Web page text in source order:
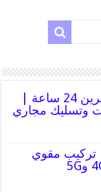
رقم فني صحي سباك القرين 24 ساعة |
مقوي